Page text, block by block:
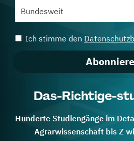
Ich stimme den
Das-Richtige-
Hunderte Studiengänge im
Agrarwissenschaft bis Z